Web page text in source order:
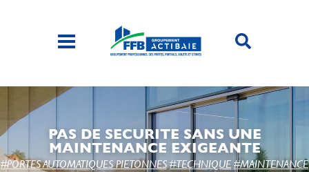
PAS DE SECURITE SANS UNE
MAINTENANCE EXIGEANTE
#PORTES AUTOMATIQUES PIETONNES #TECHNIQUE #MAINTENANCE